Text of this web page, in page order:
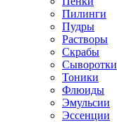
Пилинги
Пудры
Растворы
Скрабы
Сыворотки
Тоники
Флюиды
Эмульсии
Эссенции